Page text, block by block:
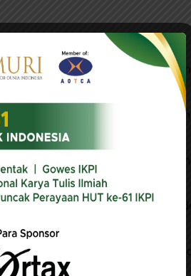
hari Kamis (15/12/2022)
pajak perusahaan
yen.
yang terkena gempa dan
Perdana Menteri Fumio
dengan kenaikan pajak